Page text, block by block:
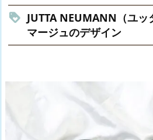
JUTTA NEUMANN（ユッ
マージュのデザイン